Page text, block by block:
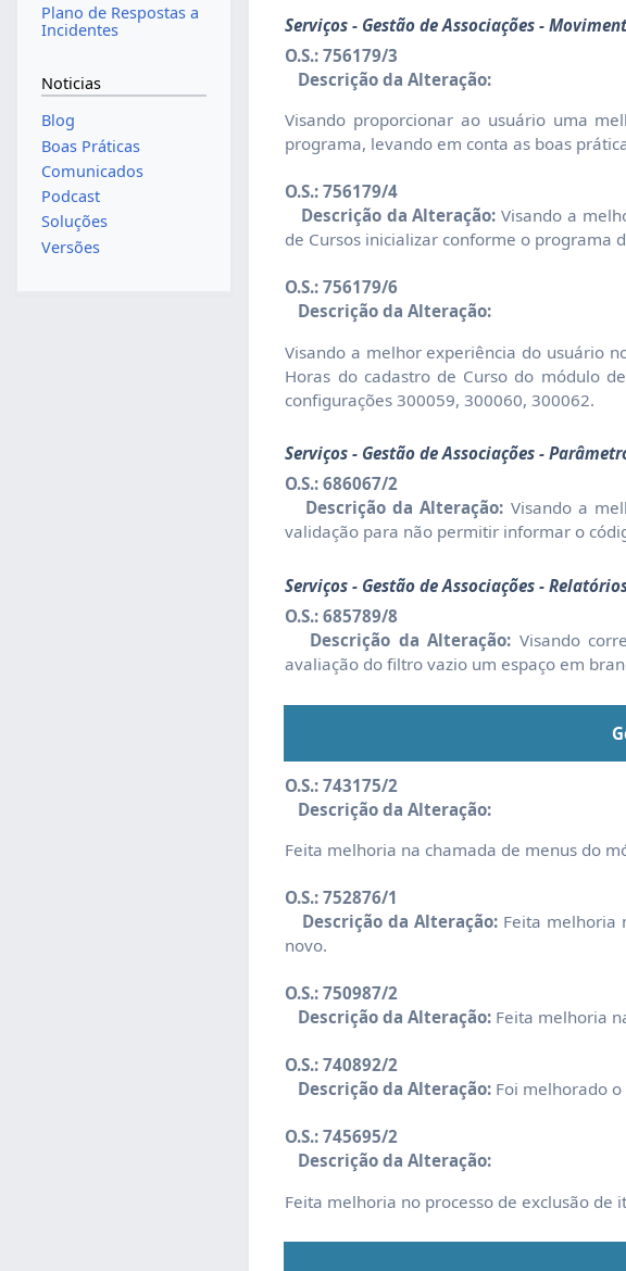
Serviços - Gestão de Associações -
O.S.: 756179/3
Descrição da Alteração:
Visando proporcionar ao usuário uma
programa, levando em conta as boas
O.S.: 756179/4
Descrição da Alteração: Visando a
de Cursos inicializar conforme o programa
O.S.: 756179/6
Descrição da Alteração:
Visando a melhor experiência do usuário
Horas do cadastro de Curso do módulo
configurações 300059, 300060, 300062.
Serviços - Gestão de Associações -
O.S.: 686067/2
Descrição da Alteração: Visando a
validação para não permitir informar o
Serviços - Gestão de Associações -
O.S.: 685789/8
Descrição da Alteração: Visando
avaliação do filtro vazio um espaço em
O.S.: 743175/2
Descrição da Alteração:
Feita melhoria na chamada de menus do
O.S.: 752876/1
Descrição da Alteração:Feita melhoria
novo.
O.S.: 750987/2
Descrição da Alteração: Feita melhoria
O.S.: 740892/2
Descrição da Alteração: Foi melhorado
O.S.: 745695/2
Descrição da Alteração:
Feita melhoria no processo de exclusão
Plano de Respostas a
Incidentes
Noticias
Blog
Boas Práticas
Comunicados
Podcast
Soluções
Versões